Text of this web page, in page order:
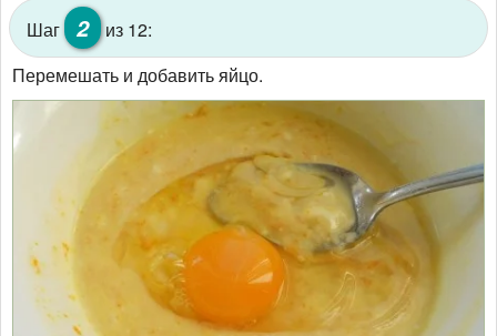
Шаг 2
из 12:
Перемешать и добавить яйцо.